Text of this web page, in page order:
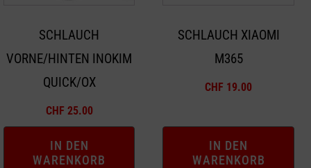
SCHLAUCH
VORNE/HINTEN INOKIM
QUICK/OX
CHF 25.00
IN DEN
WARENKORB
SCHLAUCH XIAOMI
M365
CHF 19.00
IN DEN
WARENKORB